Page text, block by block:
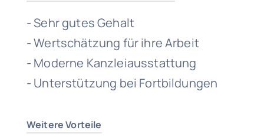
- Sehr gutes Gehalt
- Wertschätzung für ihre Arbeit
- Moderne Kanzleiausstattung
- Unterstützung bei Fortbildungen
Weitere Vorteile